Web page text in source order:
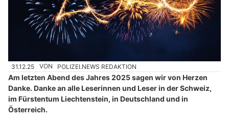
31.12.25 VON POLIZEI.NEWS REDAKTION
Am letzten Abend des Jahres 2025 sagen wir von Herzen
Danke. Danke an alle Leserinnen und Leser in der Schweiz,
im Fürstentum Liechtenstein, in Deutschland und in
Österreich.